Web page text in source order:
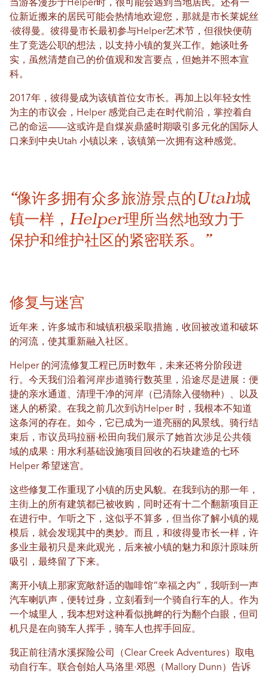
当游客漫步于Helper时，很可能会遇到当地居民。还有一
位新近搬来的居民可能会热情地欢迎您，那就是市长莱妮丝
·彼得曼。彼得曼市长最初参与Helper艺术节，但很快便萌
生了竞选公职的想法，以支持小镇的复兴工作。她谈吐务
实，虽然清楚自己的价值观和发言要点，但她并不照本宣
科。
2017年，彼得曼成为该镇首位女市长。再加上以年轻女性
为主的市议会，Helper 感觉自己走在时代前沿，掌控着自
己的命运——这或许是自煤炭鼎盛时期吸引多元化的国际人
口来到中央Utah 小镇以来，该镇第一次拥有这种感觉。
“像许多拥有众多旅游景点的Utah城
镇一样，Helper理所当然地致力于
保护和维护社区的紧密联系。”
修复与迷宫
近年来，许多城市和城镇积极采取措施，收回被改道和破坏
的河流，使其重新融入社区。
Helper 的河流修复工程已历时数年，未来还将分阶段进
行。今天我们沿着河岸步道骑行数英里，沿途尽是进展：便
捷的亲水通道、清理干净的河岸（已清除入侵物种）、以及
迷人的桥梁。在我之前几次到访Helper 时，我根本不知道
这条河的存在。如今，它已成为一道亮丽的风景线。骑行结
束后，市议员玛拉丽·松田向我们展示了她首次涉足公共领
域的成果：用水利基础设施项目回收的石块建造的七环
Helper 希望迷宫。
这些修复工作重现了小镇的历史风貌。在我到访的那一年，
主街上的所有建筑都已被收购，同时还有十二个翻新项目正
在进行中。乍听之下，这似乎不算多，但当你了解小镇的规
模后，就会发现其中的奥妙。而且，和彼得曼市长一样，许
多业主最初只是来此观光，后来被小镇的魅力和原汁原味所
吸引，最终留了下来。
离开小镇上那家宽敞舒适的咖啡馆“幸福之内”，我听到一声
汽车喇叭声，便转过身，立刻看到一个骑自行车的人。作为
一个城里人，我本想对这种看似挑衅的行为翻个白眼，但司
机只是在向骑车人挥手，骑车人也挥手回应。
我正前往清水溪探险公司（Clear Creek Adventures）取电
动自行车。联合创始人马洛里·邓恩（Mallory Dunn）告诉